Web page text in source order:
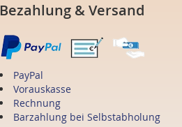
Bezahlung & Versand
PayPal
Vorauskasse
Rechnung
Barzahlung bei Selbstabholung